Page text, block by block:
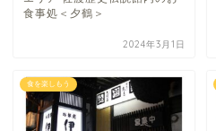
食事処＜夕鶴＞
2024年3月1日
食を楽しもう